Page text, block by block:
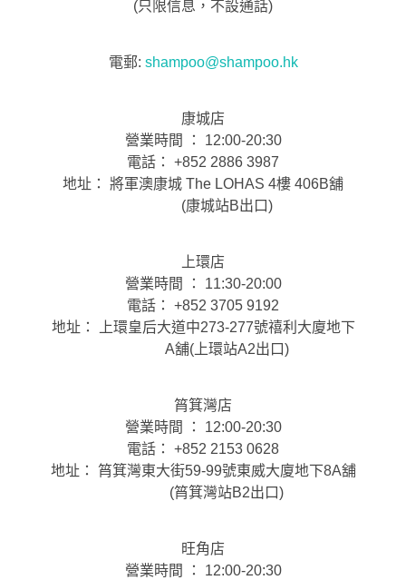
(只限信息，不設通話)
電郵: shampoo@shampoo.hk
康城店
營業時間 ： 12:00-20:30
電話： +852 2886 3987
地址： 將軍澳康城 The LOHAS 4樓 406B舖
(康城站B出口)
上環店
營業時間 ： 11:30-20:00
電話： +852 3705 9192
地址： 上環皇后大道中273-277號禧利大廈地下
A舖(上環站A2出口)
筲箕灣店
營業時間 ： 12:00-20:30
電話： +852 2153 0628
地址： 筲箕灣東大街59-99號東威大廈地下8A舖
(筲箕灣站B2出口)
旺角店
營業時間 ： 12:00-20:30